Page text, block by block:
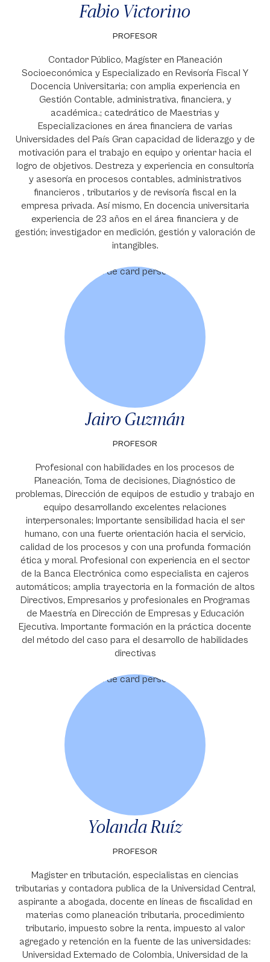
Fabio Victorino
PROFESOR
Contador Público, Magíster en Planeación
Socioeconómica y Especializado en Revisoría Fiscal Y
Docencia Universitaria; con amplia experiencia en
Gestión Contable, administrativa, financiera, y
académica.; catedrático de Maestrias y
Especializaciones en área financiera de varias
Universidades del País Gran capacidad de liderazgo y de
motivación para el trabajo en equipo y orientar hacia el
logro de objetivos. Destreza y experiencia en consultoría
y asesoría en procesos contables, administrativos
financieros , tributarios y de revisoría fiscal en la
empresa privada. Así mismo, En docencia universitaria
experiencia de 23 años en el área financiera y de
gestión; investigador en medición, gestión y valoración de
intangibles.
Jairo Guzmán
PROFESOR
Profesional con habilidades en los procesos de
Planeación, Toma de decisiones, Diagnóstico de
problemas, Dirección de equipos de estudio y trabajo en
equipo desarrollando excelentes relaciones
interpersonales; Importante sensibilidad hacia el ser
humano, con una fuerte orientación hacia el servicio,
calidad de los procesos y con una profunda formación
ética y moral. Profesional con experiencia en el sector
de la Banca Electrónica como especialista en cajeros
automáticos; amplia trayectoria en la formación de altos
Directivos, Empresarios y profesionales en Programas
de Maestría en Dirección de Empresas y Educación
Ejecutiva. Importante formación en la práctica docente
del método del caso para el desarrollo de habilidades
directivas
Yolanda Ruíz
PROFESOR
Magister en tributación, especialistas en ciencias
tributarias y contadora publica de la Universidad Central,
aspirante a abogada, docente en líneas de fiscalidad en
materias como planeación tributaria, procedimiento
tributario, impuesto sobre la renta, impuesto al valor
agregado y retención en la fuente de las universidades:
Universidad Externado de Colombia, Universidad de la